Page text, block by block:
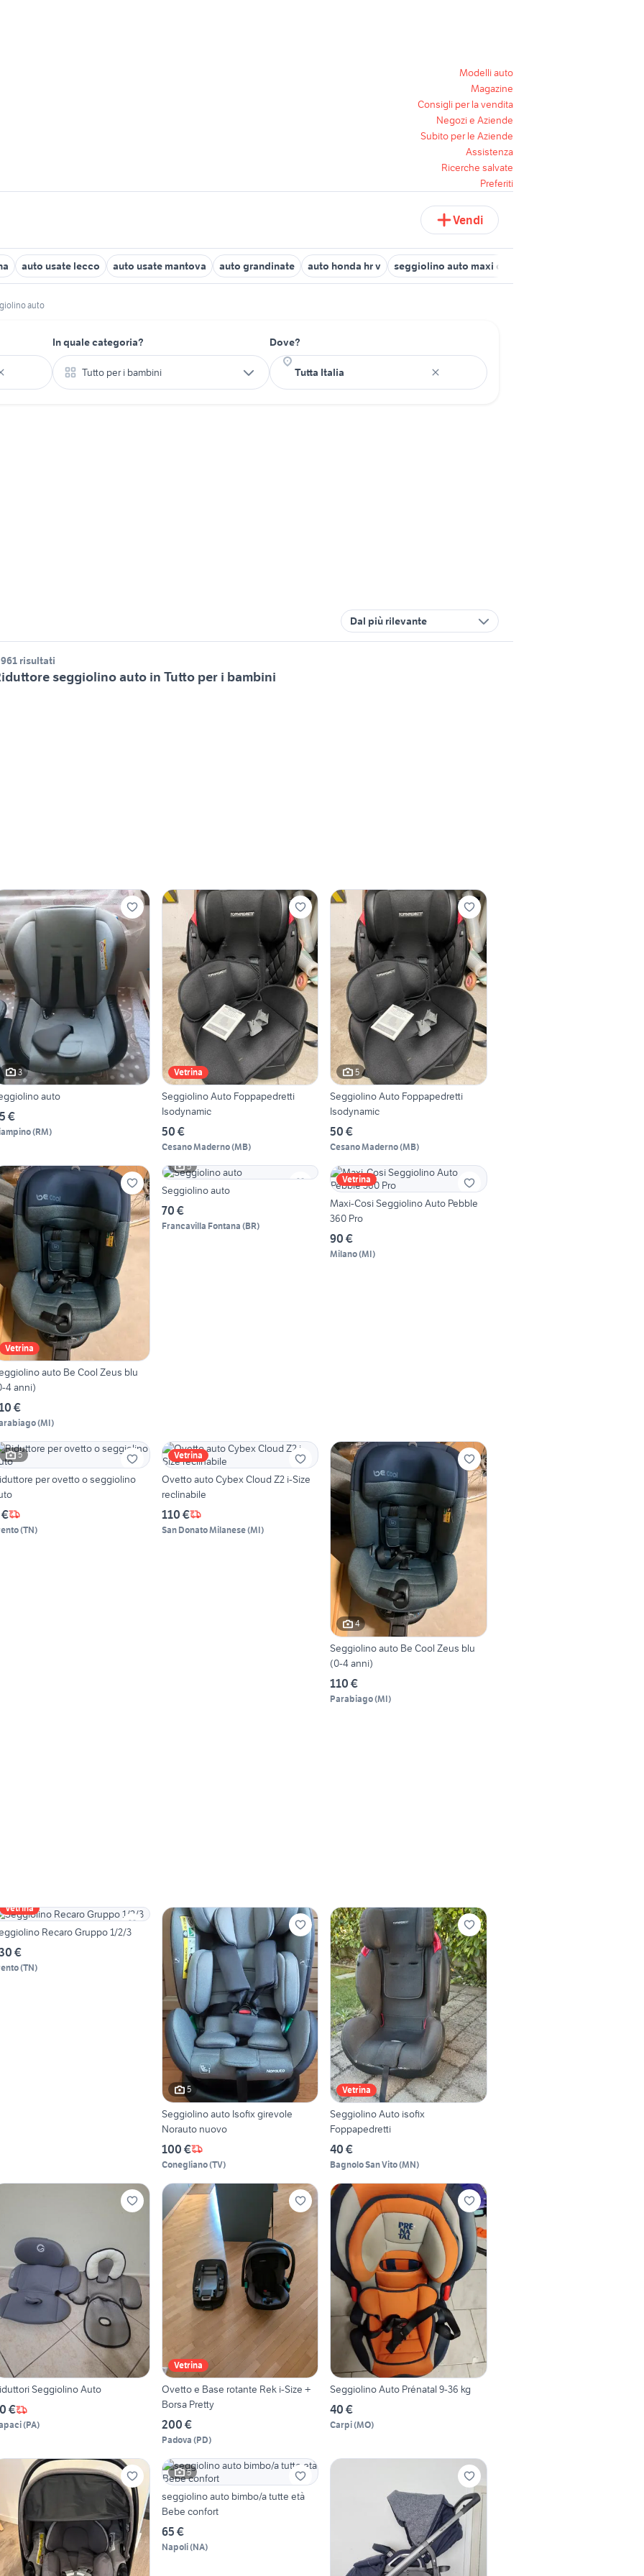
Modelli auto
Magazine
Consigli per la vendita
Negozi e Aziende
Subito per le Aziende
Assistenza
Ricerche salvate
Preferiti
Vendi
auto usate lecco auto usate mantova auto grandinate auto honda hr v seggiolino auto maxi cosi
auto
In quale categoria?
Tutto per i bambini
Dove?
Dal più rilevante
risultati
seggiolino auto in Tutto per i bambini
3
auto
€
(RM)
Vetrina
Seggiolino Auto Foppapedretti
Isodynamic
50 €
Cesano Maderno(MB)
5
Seggiolino Auto Foppapedretti
Isodynamic
50 €
Cesano Maderno(MB)
Vetrina
auto Be Cool Zeus blu
4 anni)
€
(MI)
5
Seggiolino auto
70 €
Francavilla Fontana (BR)
Vetrina
Maxi-Cosi Seggiolino Auto Pebble
360 Pro
90 €
Milano(MI)
5
per ovetto o seggiolino
(TN)
Vetrina
Ovetto auto Cybex Cloud Z2 i-Size
reclinabile
110 €
San Donato Milanese(MI)
4
Seggiolino auto Be Cool Zeus blu
(0-4 anni)
110 €
Parabiago(MI)
Vetrina
Recaro Gruppo 1/2/3
€
(TN)
5
Seggiolino auto Isofix girevole
Norauto nuovo
100 €
Conegliano(TV)
Vetrina
Seggiolino Auto isofix
Foppapedretti
40 €
Bagnolo San Vito(MN)
Seggiolino Auto
€
(PA)
Vetrina
Ovetto e Base rotante Rek i-Size +
Borsa Pretty
200 €
Padova (PD)
Seggiolino Auto Prénatal 9-36 kg
40 €
Carpi(MO)
5
seggiolino auto bimbo/a tutte età
Bebe confort
65 €
Napoli(NA)